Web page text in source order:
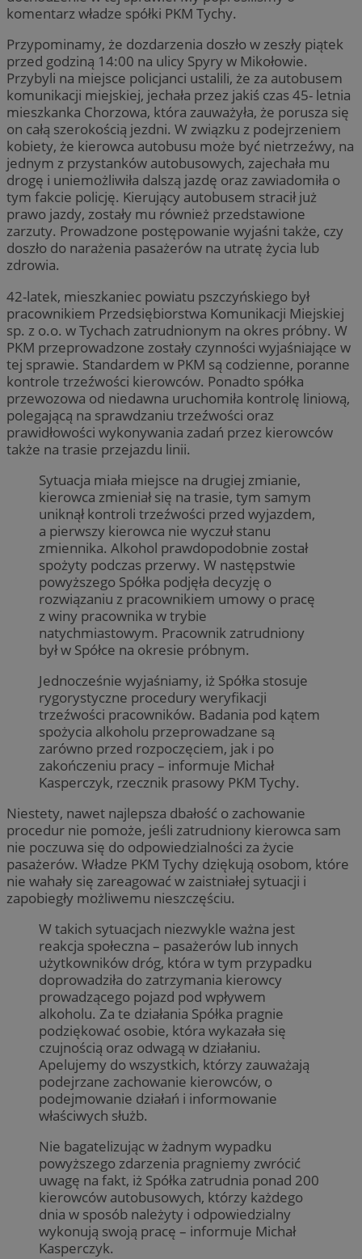
komentarz władze spółki PKM Tychy.
Przypominamy, że dozdarzenia doszło w zeszły piątek
przed godziną 14:00 na ulicy Spyry w Mikołowie.
Przybyli na miejsce policjanci ustalili, że za autobusem
komunikacji miejskiej, jechała przez jakiś czas 45- letnia
mieszkanka Chorzowa, która zauważyła, że porusza się
on całą szerokością jezdni. W związku z podejrzeniem
kobiety, że kierowca autobusu może być nietrzeźwy, na
jednym z przystanków autobusowych, zajechała mu
drogę i uniemożliwiła dalszą jazdę oraz zawiadomiła o
tym fakcie policję. Kierujący autobusem stracił już
prawo jazdy, zostały mu również przedstawione
zarzuty. Prowadzone postępowanie wyjaśni także, czy
doszło do narażenia pasażerów na utratę życia lub
zdrowia.
42-latek, mieszkaniec powiatu pszczyńskiego był
pracownikiem Przedsiębiorstwa Komunikacji Miejskiej
sp. z o.o. w Tychach zatrudnionym na okres próbny. W
PKM przeprowadzone zostały czynności wyjaśniające w
tej sprawie. Standardem w PKM są codzienne, poranne
kontrole trzeźwości kierowców. Ponadto spółka
przewozowa od niedawna uruchomiła kontrolę liniową,
polegającą na sprawdzaniu trzeźwości oraz
prawidłowości wykonywania zadań przez kierowców
także na trasie przejazdu linii.
Sytuacja miała miejsce na drugiej zmianie,
kierowca zmieniał się na trasie, tym samym
uniknął kontroli trzeźwości przed wyjazdem,
a pierwszy kierowca nie wyczuł stanu
zmiennika. Alkohol prawdopodobnie został
spożyty podczas przerwy. W następstwie
powyższego Spółka podjęła decyzję o
rozwiązaniu z pracownikiem umowy o pracę
z winy pracownika w trybie
natychmiastowym. Pracownik zatrudniony
był w Spółce na okresie próbnym.
Jednocześnie wyjaśniamy, iż Spółka stosuje
rygorystyczne procedury weryfikacji
trzeźwości pracowników. Badania pod kątem
spożycia alkoholu przeprowadzane są
zarówno przed rozpoczęciem, jak i po
zakończeniu pracy – informuje Michał
Kasperczyk, rzecznik prasowy PKM Tychy.
Niestety, nawet najlepsza dbałość o zachowanie
procedur nie pomoże, jeśli zatrudniony kierowca sam
nie poczuwa się do odpowiedzialności za życie
pasażerów. Władze PKM Tychy dziękują osobom, które
nie wahały się zareagować w zaistniałej sytuacji i
zapobiegły możliwemu nieszczęściu.
W takich sytuacjach niezwykle ważna jest
reakcja społeczna – pasażerów lub innych
użytkowników dróg, która w tym przypadku
doprowadziła do zatrzymania kierowcy
prowadzącego pojazd pod wpływem
alkoholu. Za te działania Spółka pragnie
podziękować osobie, która wykazała się
czujnością oraz odwagą w działaniu.
Apelujemy do wszystkich, którzy zauważają
podejrzane zachowanie kierowców, o
podejmowanie działań i informowanie
właściwych służb.
Nie bagatelizując w żadnym wypadku
powyższego zdarzenia pragniemy zwrócić
uwagę na fakt, iż Spółka zatrudnia ponad 200
kierowców autobusowych, którzy każdego
dnia w sposób należyty i odpowiedzialny
wykonują swoją pracę – informuje Michał
Kasperczyk.